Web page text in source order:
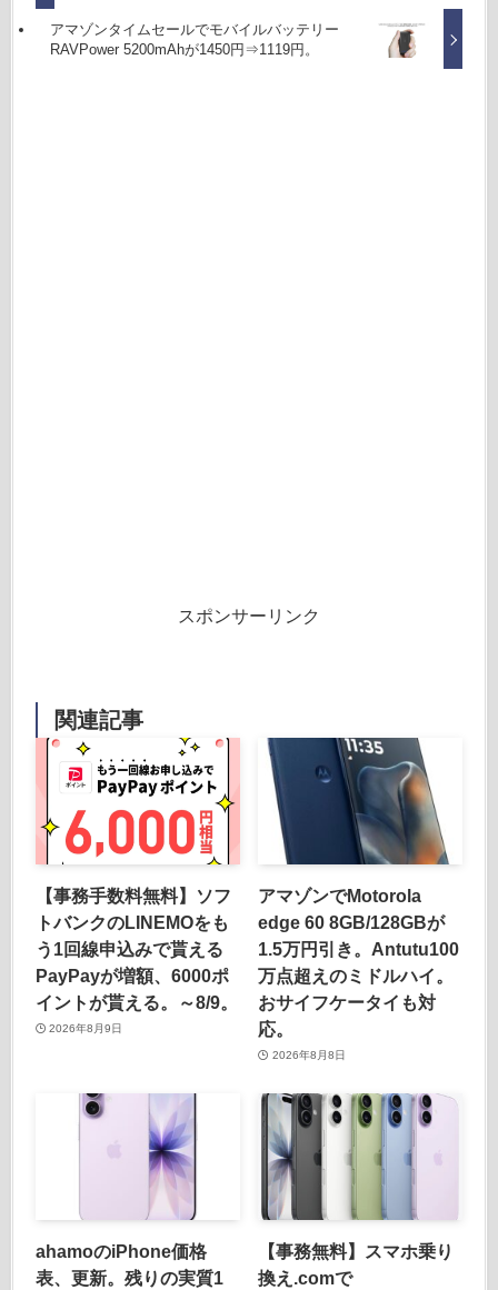
アマゾンタイムセールでモバイルバッテリー
RAVPower 5200mAhが1450円⇒1119円。
スポンサーリンク
関連記事
【事務手数料無料】ソフ
トバンクのLINEMOをも
う1回線申込みで貰える
PayPayが増額、6000ポ
イントが貰える。～8/9。
2026年8月9日
アマゾンでMotorola
edge 60 8GB/128GBが
1.5万円引き。Antutu100
万点超えのミドルハイ。
おサイフケータイも対
応。
2026年8月8日
ahamoのiPhone価格
表、更新。残りの実質1
【事務無料】スマホ乗り
換え.comで